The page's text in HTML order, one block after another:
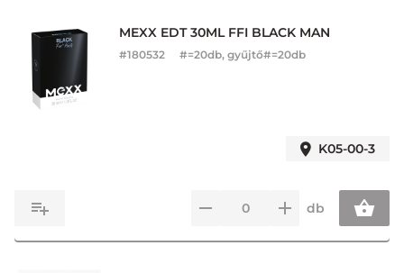
MEXX EDT 30ML FFI BLACK MAN
#180532 #=20db, gyűjtő#=20db
K05-00-3
db